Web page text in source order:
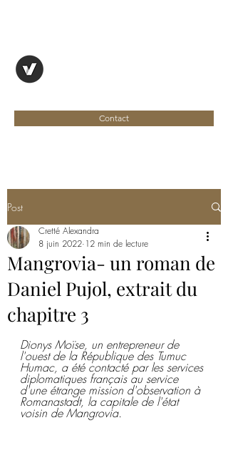
Contact
Post
Mangrovia- un roman de
Daniel Pujol, extrait du
chapitre 3
Cretté Alexandra
8 juin 2022 12 min de lecture
Dionys Moïse, un entrepreneur de
l'ouest de la République des Tumuc
Humac, a été contacté par les services
diplomatiques français au service
d'une étrange mission d'observation à
Romanastadt, la capitale de l'état
voisin de Mangrovia.